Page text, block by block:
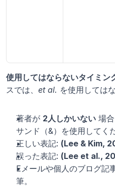
使用してはならないタイミン
スでは、 et al. を使用しては
著者が 2人しかいない 場
サンド（&）を使用してく
正しい表記: (Lee & Kim,
誤った表記: (Lee et al.,
Eメールや個人のブログ記
筆。